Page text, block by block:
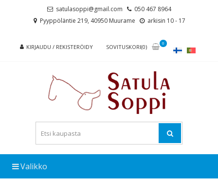
satulasoppi@gmail.com
050 467 8964
Pyyppöläntie 219, 40950 Muurame
arkisin 10 - 17
KIRJAUDU / REKISTERÖIDY SOVITUSKORI(0)
0
Valikko